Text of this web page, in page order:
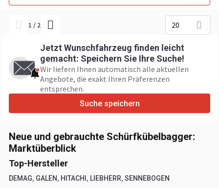
1 / 2 20
Jetzt Wunschfahrzeug finden leicht
gemacht: Speichern Sie Ihre Suche!
Wir liefern Ihnen automatisch alle aktuellen
Angebote, die exakt Ihren Präferenzen
entsprechen.
Suche speichern
Neue und gebrauchte Schürfkübelbagger:
Marktüberblick
Top-Hersteller
DEMAG, GALEN, HITACHI , LIEBHERR, SENNEBOGEN